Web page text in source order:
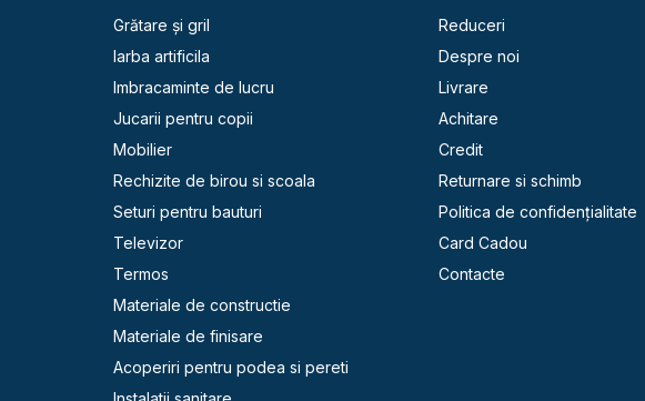
Grătare și gril
Iarba artificila
Imbracaminte de lucru
Jucarii pentru copii
Mobilier
Rechizite de birou si scoala
Seturi pentru bauturi
Televizor
Termos
Materiale de constructie
Materiale de finisare
Acoperiri pentru podea si pereti
Reduceri
Despre noi
Livrare
Achitare
Credit
Returnare si schimb
Politica de confidențialitate
Card Cadou
Contacte